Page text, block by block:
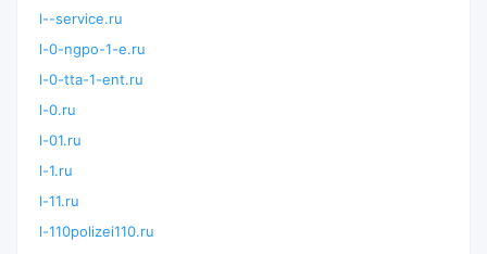
l--service.ru
l-0-ngpo-1-e.ru
l-0-tta-1-ent.ru
l-0.ru
l-01.ru
l-1.ru
l-11.ru
l-110polizei110.ru